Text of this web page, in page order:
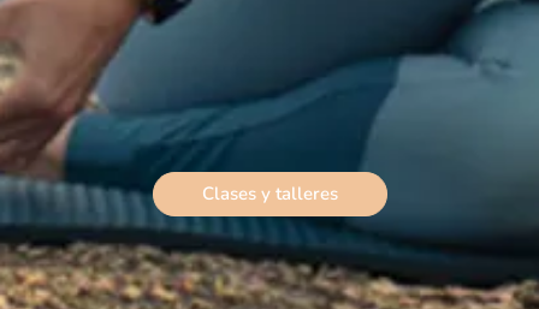
Clases y talleres